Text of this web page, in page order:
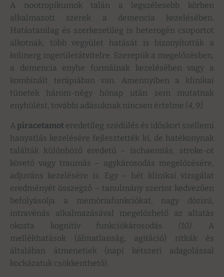
A nootropikumok talán a legszélesebb körben
alkalmazott szerek a demencia kezelésében.
Hatástanilag és szerkezetileg is heterogén csoportot
alkotnak, több vegyület hatását is bizonyították a
kolinerg ingerületátvitelre. Szerepük a megelőzésben,
a demencia enyhe formáinak kezelésében vagy a
kombinált terápiában van. Amennyiben a klinikai
tünetek három-négy hónap után sem mutatnak
enyhülést, további adásuknak nincsen értelme (4, 9).
A piracetamot eredetileg szédülés és időskori szellemi
hanyatlás kezelésére fejlesztették ki, de hatékonynak
találták különböző eredetű – ischaemiás, stroke-ot
követő vagy traumás – agykárosodás megelőzésére,
adjuváns kezelésére is. Egy – hét klinikai vizsgálat
eredményét összegző – tanulmány szerint kedvezően
befolyásolja a memóriafunkciókat, nagy dózisú,
intravénás alkalmazásával megelőzhető az altatás
okozta kognitív funkciókárosodás (10).
A
mellékhatások (álmatlanság, agitáció) ritkák és
általában átmenetiek (napi kétszeri adagolással
kockázatuk csökkenthető).